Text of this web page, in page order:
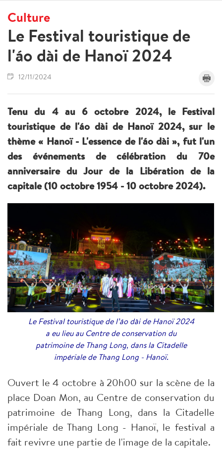
Culture
Le Festival touristique de
l'áo dài de Hanoï 2024
12/11/2024
Tenu du 4 au 6 octobre 2024, le Festival
touristique de l'áo dài de Hanoï 2024, sur le
thème « Hanoï - L'essence de l'áo dài », fut l'un
des événements de célébration du 70e
anniversaire du Jour de la Libération de la
capitale (10 octobre 1954 - 10 octobre 2024).
Le Festival touristique de l’áo dài de Hanoï 2024
a eu lieu au Centre de conservation du
patrimoine de Thang Long, dans la Citadelle
impériale de Thang Long - Hanoï.
Ouvert le 4 octobre à 20h00 sur la scène de la
place Doan Mon, au Centre de conservation du
patrimoine de Thang Long, dans la Citadelle
impériale de Thang Long - Hanoï, le festival a
fait revivre une partie de l'image de la capitale.